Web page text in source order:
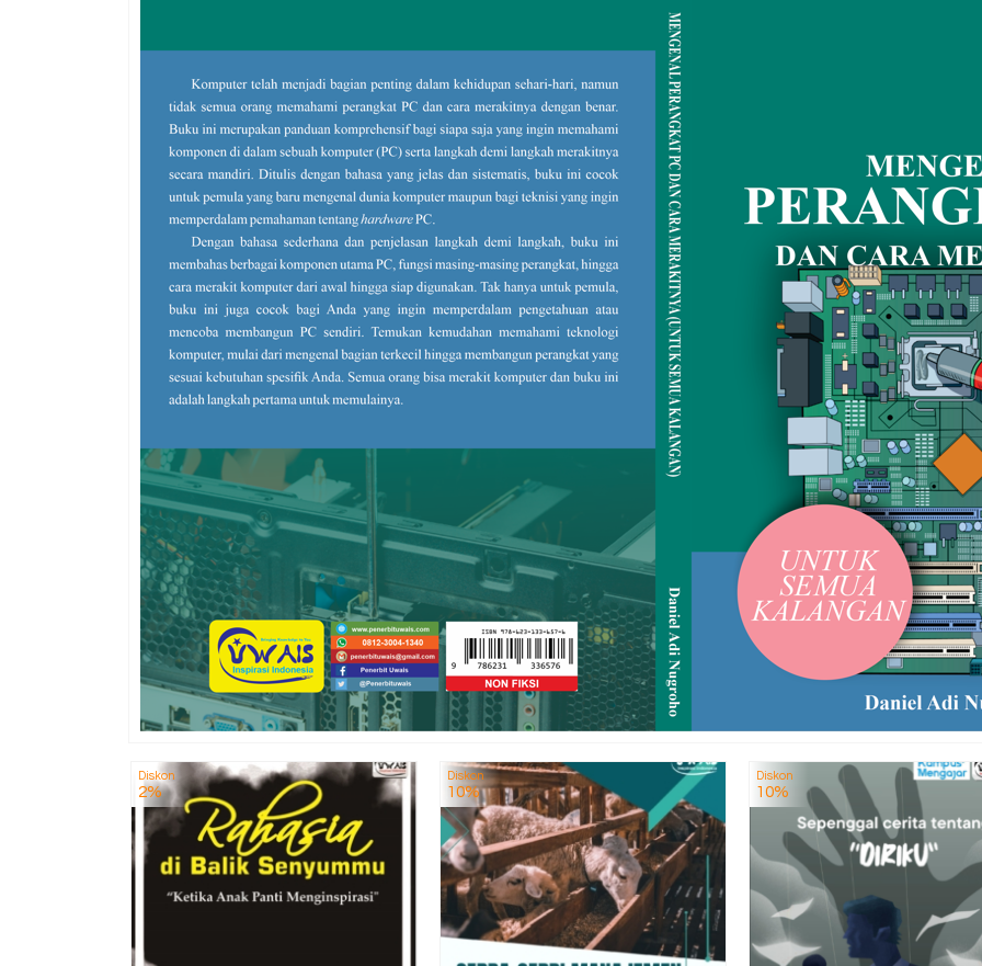
Diskon
2%
Diskon
10%
Diskon
10%